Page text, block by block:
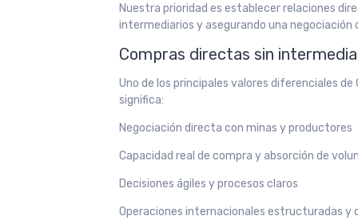
Nuestra prioridad es establecer relaciones
intermediarios y asegurando una negociación
Compras directas sin
Uno de los principales valores diferenciales de
significa:
Negociación directa con minas y productores
Capacidad real de compra y absorción de
Decisiones ágiles y procesos claros
Operaciones internacionales estructuradas y